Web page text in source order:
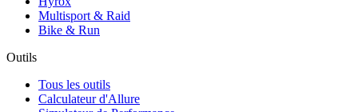
Multisport & Raid
Bike & Run
Outils
Tous les outils
Calculateur d'Allure